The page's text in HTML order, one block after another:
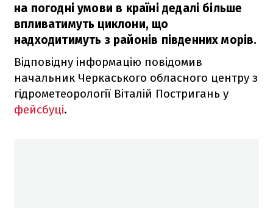
на погодні умови в країні дедалі більше
впливатимуть циклони, що
надходитимуть з районів південних морів.
Відповідну інформацію повідомив
начальник Черкаського обласного центру з
гідрометеорології Віталій Постригань у
фейсбуці.